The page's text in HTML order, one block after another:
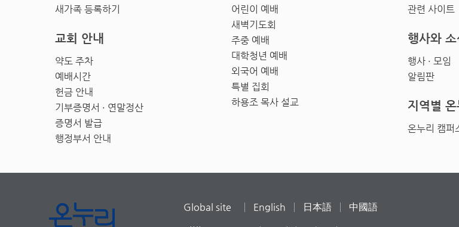
새가족 등록하기
어린이 예배
새벽기도회
주중 예배
대학청년 예배
외국어 예배
특별 집회
하용조 목사 설교
관련 사이트
교회 안내
약도 주차
예배시간
헌금 안내
기부증명서 · 연말정산
증명서 발급
행정부서 안내
행사와 소
행사 · 모임
알림판
지역별 온
온누리 캠퍼
Global site English 日本語 中國語